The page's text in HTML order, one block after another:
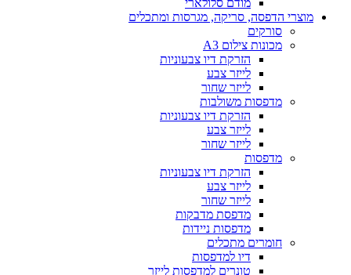
מודם סלולארי
מוצרי הדפסה, סריקה, מגרסות ומתכלים
סורקים
מכונות צילום A3
הזרקת דיו צבעוניות
לייזר צבע
לייזר שחור
מדפסות משולבות
הזרקת דיו צבעוניות
לייזר צבע
לייזר שחור
מדפסות
הזרקת דיו צבעוניות
לייזר צבע
לייזר שחור
מדפסת מדבקות
מדפסות ניידות
חומרים מתכלים
דיו למדפסות
טונרים למדפסות לייזר